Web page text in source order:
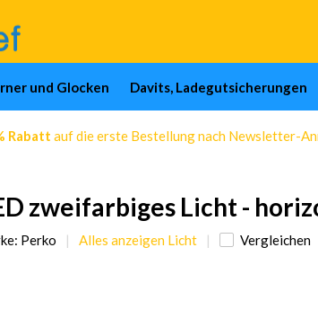
und Glocken Davits, Ladegutsicherungen
Rabatt auf die erste Bestellung nach Newsletter-
zweifarbiges Licht -
Perko Alles anzeigen Licht Vergleichen